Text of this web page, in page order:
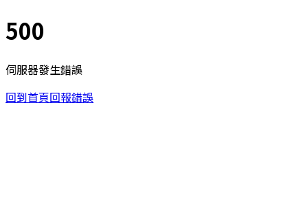
500
伺服器發生錯誤
回到首頁回報錯誤